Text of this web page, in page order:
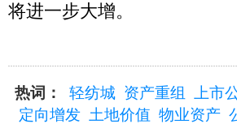
将进一步大增。
热词： 轻纺城 资产重组 上市
定向增发 土地价值 物业资产